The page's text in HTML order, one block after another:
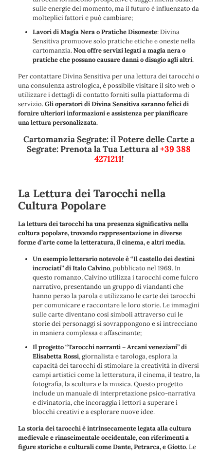
sulle energie del momento, ma il futuro è influenzato da
molteplici fattori e può cambiare;
Lavori di Magia Nera o Pratiche Disoneste: Divina
Sensitiva promuove solo pratiche etiche e oneste nella
cartomanzia.Non offre servizi legati a magia nera o
pratiche che possano causare danni o disagio agli altri.
Per contattare Divina Sensitiva per una lettura dei tarocchi o
una consulenza astrologica, è possibile visitare il sito web o
utilizzare i dettagli di contatto forniti sulla piattaforma di
servizio.Gli operatori di Divina Sensitiva saranno felici di
fornire ulteriori informazioni e assistenza per pianificare
una lettura personalizzata.
Cartomanzia Segrate: il Potere delle Carte a
Segrate: Prenota la Tua Lettura al+39 388
4271211!
La Lettura dei Tarocchi nella
Cultura Popolare
La lettura dei tarocchi ha una presenza significativa nella
cultura popolare, trovando rappresentazione in diverse
forme d’arte come la letteratura, il cinema, e altri media.
Un esempio letterario notevole è “Il castello dei destini
incrociati” di Italo Calvino, pubblicato nel 1969. In
questo romanzo, Calvino utilizza i tarocchi come fulcro
narrativo, presentando un gruppo di viandanti che
hanno perso la parola e utilizzano le carte dei tarocchi
per comunicare e raccontare le loro storie. Le immagini
sulle carte diventano così simboli attraverso cui le
storie dei personaggi si sovrappongono e si intrecciano
in maniera complessa e affascinante;
Il progetto “Tarocchi narranti – Arcani veneziani” di
Elisabetta Rossi, giornalista e tarologa, esplora la
capacità dei tarocchi di stimolare la creatività in diversi
campi artistici come la letteratura, il cinema, il teatro, la
fotografia, la scultura e la musica. Questo progetto
include un manuale di interpretazione psico-narrativa
e divinatoria, che incoraggia i lettori a superare i
blocchi creativi e a esplorare nuove idee.
La storia dei tarocchi è intrinsecamente legata alla cultura
medievale e rinascimentale occidentale, con riferimenti a
figure storiche e culturali come Dante, Petrarca, e Giotto. Le